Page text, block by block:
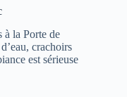
à la Porte de
crachoirs
est sérieuse